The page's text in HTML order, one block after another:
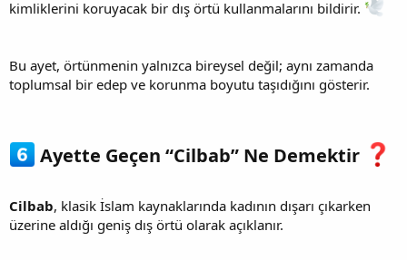
kimliklerini koruyacak bir dış örtü kullanmalarını bildirir.
Bu ayet, örtünmenin yalnızca bireysel değil; aynı zamanda
toplumsal bir edep ve korunma boyutu taşıdığını gösterir.
Ayette Geçen “Cilbab” Ne Demektir
Cilbab, klasik İslam kaynaklarında kadının dışarı çıkarken
üzerine aldığı geniş dış örtü olarak açıklanır.